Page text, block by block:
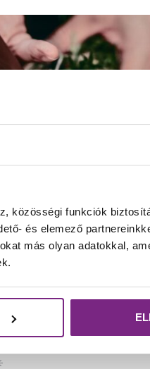
közösségi funkciók
és elemező
más olyan adatokkal,
TESZEM
csokoládéink
szeretnénk biztosítani,
szállítást,